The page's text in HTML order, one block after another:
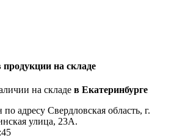
продукции на складе
на складе в Екатеринбурге
адресу Свердловская область, г.
улица, 23А.